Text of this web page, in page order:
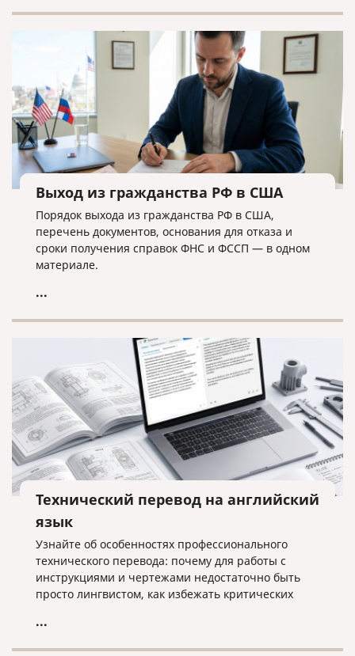
Выход из гражданства РФ в США
Порядок выхода из гражданства РФ в США,
перечень документов, основания для отказа и
сроки получения справок ФНС и ФССП — в одном
материале.
...
Технический перевод на английский
язык
Узнайте об особенностях профессионального
технического перевода: почему для работы с
инструкциями и чертежами недостаточно быть
просто лингвистом, как избежать критических
получения качественного результата при работе с
...